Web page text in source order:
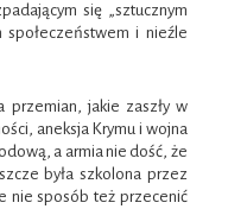
się „sztucznym
społeczeństwem i nieźle
przemian, jakie zaszły w
aneksja Krymu i wojna
a armia nie dość, że
była szkolona przez
nie sposób też przecenić